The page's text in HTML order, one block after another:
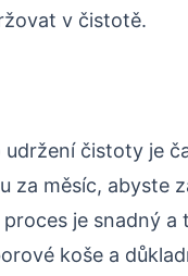
v čistotě.
čistoty je
za měsíc, abyste
je snadný a
koše a